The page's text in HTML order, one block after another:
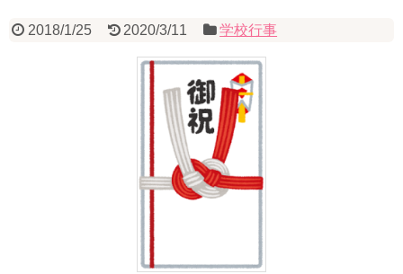
2018/1/25 2020/3/11 学校行事